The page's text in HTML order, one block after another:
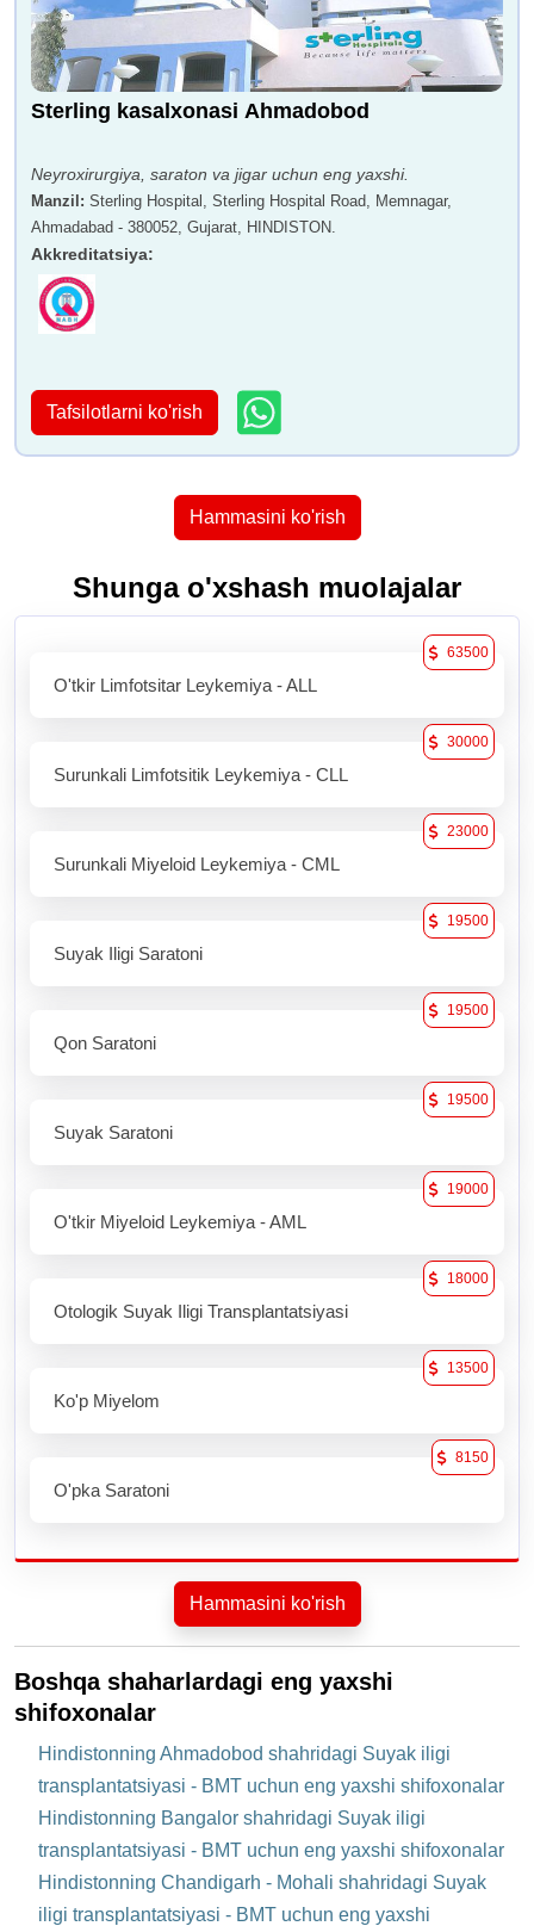
Sterling kasalxonasi Ahmadobod
Neyroxirurgiya, saraton va jigar uchun eng yaxshi.
Manzil : Sterling Hospital, Sterling Hospital Road, Memnagar,
Ahmadabad - 380052, Gujarat, HINDISTON.
Akkreditatsiya:
Tafsilotlarni ko'rish
Hammasini ko'rish
Shunga o'xshash muolajalar
O'tkir Limfotsitar Leykemiya - ALL
63500
Surunkali Limfotsitik Leykemiya - CLL
30000
Surunkali Miyeloid Leykemiya - CML
23000
Suyak Iligi Saratoni
19500
Qon Saratoni
19500
Suyak Saratoni
19500
O'tkir Miyeloid Leykemiya - AML
19000
Otologik Suyak Iligi Transplantatsiyasi
18000
Ko'p Miyelom
13500
O'pka Saratoni
8150
Hammasini ko'rish
Boshqa shaharlardagi eng yaxshi
shifoxonalar
Hindistonning Ahmadobod shahridagi Suyak iligi
transplantatsiyasi - BMT uchun eng yaxshi shifoxonalar
Hindistonning Bangalor shahridagi Suyak iligi
transplantatsiyasi - BMT uchun eng yaxshi shifoxonalar
Hindistonning Chandigarh - Mohali shahridagi Suyak
iligi transplantatsiyasi - BMT uchun eng yaxshi